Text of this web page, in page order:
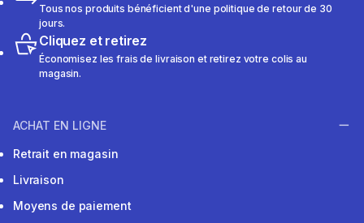
Tous nos produits bénéficient d'une politique de retour de 30
jours.
Cliquez et retirez
Économisez les frais de livraison et retirez votre colis au
magasin.
ACHAT EN LIGNE
Retrait en magasin
Livraison
Moyens de paiement